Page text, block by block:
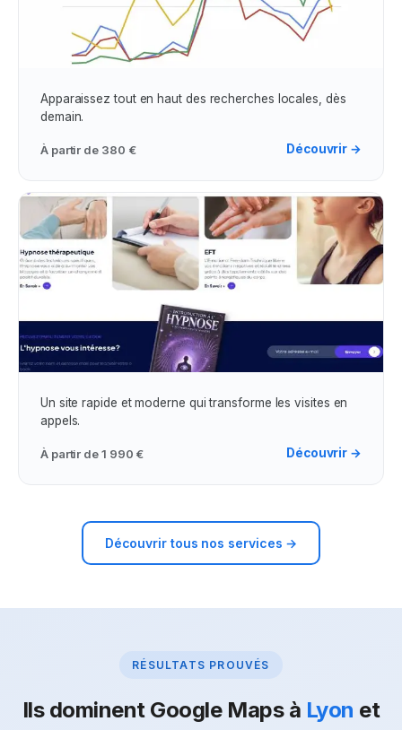
Campagne Google Ads
Apparaissez tout en haut des recherches locales, dès
demain.
À partir de 380 € Découvrir →
Création de Site Web
Un site rapide et moderne qui transforme les visites en
appels.
À partir de1 990 € Découvrir →
Découvrir tous nos services →
RÉSULTATS PROUVÉS
Ils dominent Google Maps à Lyon et